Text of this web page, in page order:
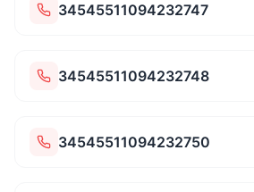
34545511094232747
34545511094232748
34545511094232750